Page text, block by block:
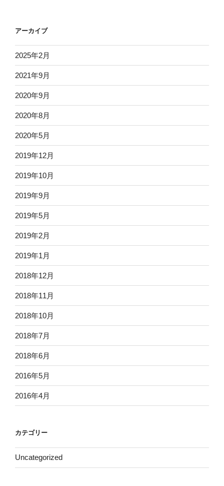
アーカイブ
2025年2月
2021年9月
2020年9月
2020年8月
2020年5月
2019年12月
2019年10月
2019年9月
2019年5月
2019年2月
2019年1月
2018年12月
2018年11月
2018年10月
2018年7月
2018年6月
2016年5月
2016年4月
カテゴリー
Uncategorized